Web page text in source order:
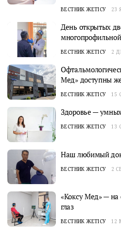
ВЕСТНИК ЖЕТІСУ 23
День открытых
ВЕСТНИК ЖЕТІСУ 2
Мед» доступны
ВЕСТНИК ЖЕТІСУ 15
Здоровье —
ВЕСТНИК ЖЕТІСУ 13
Наш любимый
ВЕСТНИК ЖЕТІСУ 2
«Коксу Мед» — на
глаз
ВЕСТНИК ЖЕТІСУ 12